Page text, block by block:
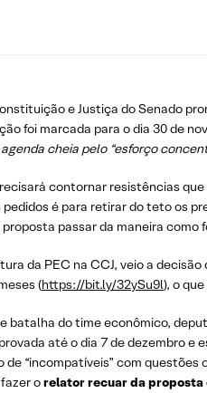
e Justiça do Senado
foi marcada para o dia 30 de
cheia pelo “esforço
contornar resistências
pedidos é para retirar do teto os
passar da maneira como
da PEC na CCJ, veio a
(https://bit.ly/32ySu9l), o
batalha do time econômico,
até o dia 7 de dezembro e
de “incompatíveis” com
orelator recuar da